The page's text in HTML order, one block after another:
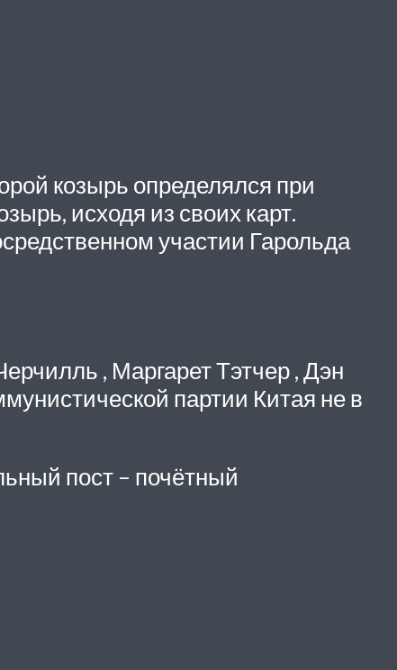
козырь определялся при
исходя из своих карт.
участии Гарольда
, Маргарет Тэтчер , Дэн
партии Китая не в
пост – почётный